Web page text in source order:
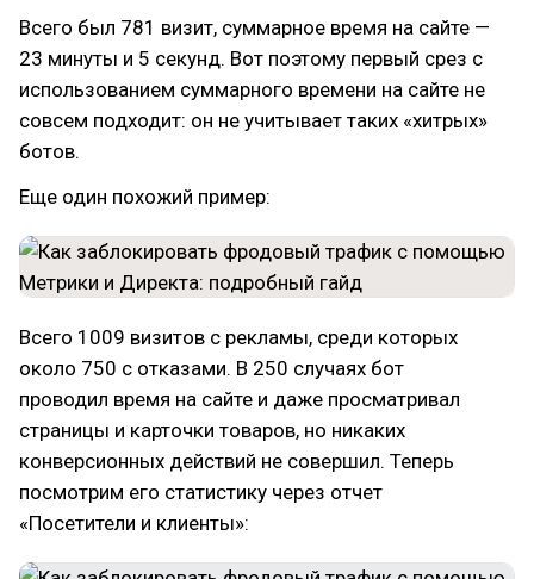
Всего был 781 визит, суммарное время на сайте —
23 минуты и 5 секунд. Вот поэтому первый срез с
использованием суммарного времени на сайте не
совсем подходит: он не учитывает таких «хитрых»
ботов.
Еще один похожий пример:
Всего 1009 визитов с рекламы, среди которых
около 750 с отказами. В 250 случаях бот
проводил время на сайте и даже просматривал
страницы и карточки товаров, но никаких
конверсионных действий не совершил. Теперь
посмотрим его статистику через отчет
«Посетители и клиенты»: